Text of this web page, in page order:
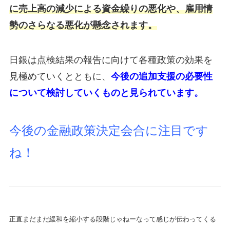
に売上高の減少による資金繰りの悪化や、雇用情
勢のさらなる悪化が懸念されます。
日銀は点検結果の報告に向けて各種政策の効果を
見極めていくとともに、 今後の追加支援の必要性
について検討していくものと見られています。
今後の金融政策決定会合に注目です
ね！
正直まだまだ緩和を縮小する段階じゃねーなって感じが伝わってくる